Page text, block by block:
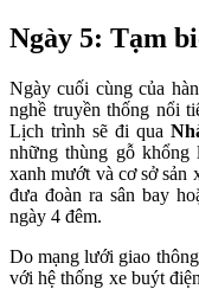
Ngày 5: Tạm
Ngày cuối cùng của
nghề truyền thống nổi
Lịch trình sẽ đi qua
những thùng gỗ khổng
xanh mướt và cơ sở sản
đưa đoàn ra sân bay
ngày 4 đêm.
Do mạng lưới giao
với hệ thống xe buýt